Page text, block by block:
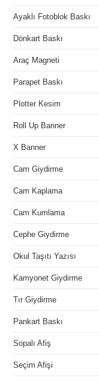
Ayaklı Fotoblok Baskı
Dönkart Baskı
Araç Magneti
Parapet Baskı
Plotter Kesim
Roll Up Banner
X Banner
Cam Giydirme
Cam Kaplama
Cam Kumlama
Cephe Giydirme
Okul Taşıtı Yazısı
Kamyonet Giydirme
Tır Giydirme
Pankart Baskı
Sopalı Afiş
Seçim Afişi